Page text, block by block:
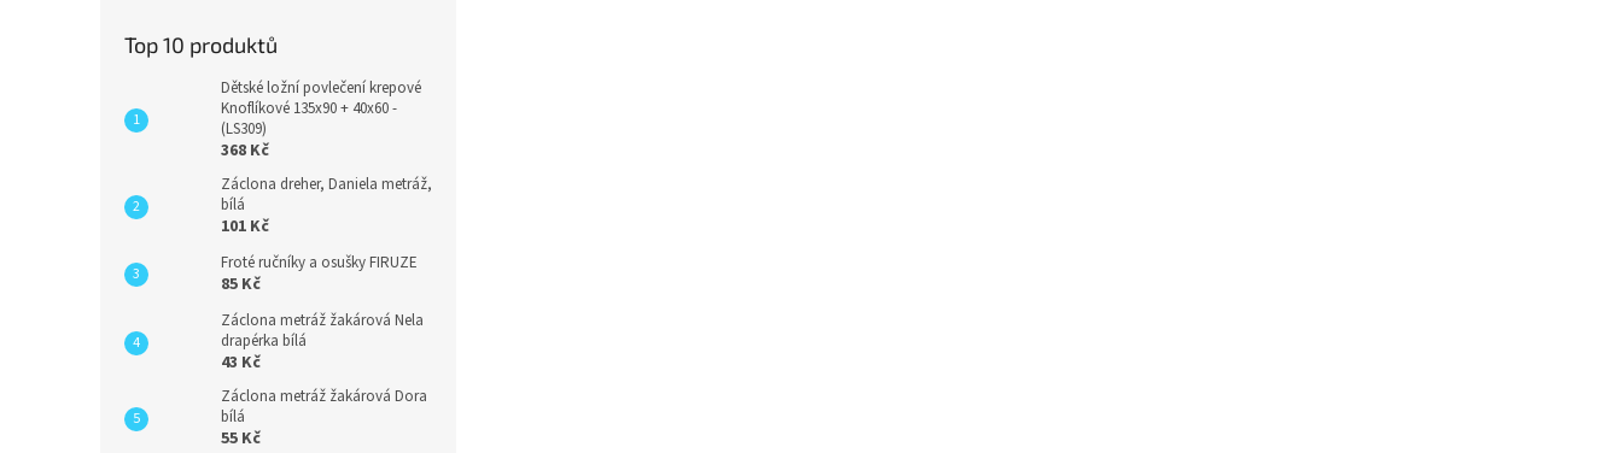
Top 10 produktů
Dětské ložní povlečení krepové
Knoflíkové 135x90 + 40x60 -
(LS309)
368 Kč
Záclona dreher, Daniela metráž,
bílá
101 Kč
Froté ručníky a osušky FIRUZE
85 Kč
Záclona metráž žakárová Nela
drapérka bílá
43 Kč
Záclona metráž žakárová Dora
bílá
55 Kč